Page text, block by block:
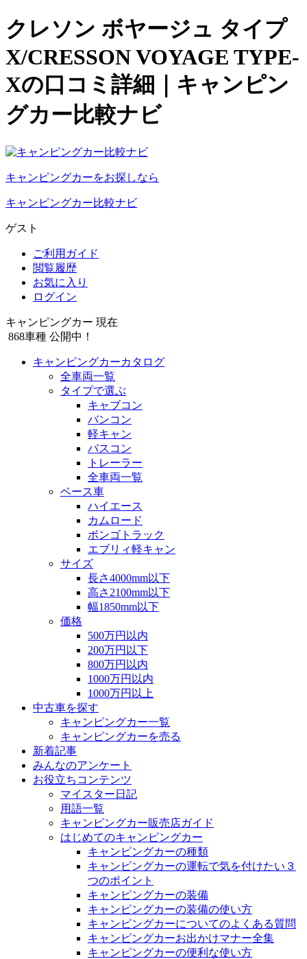
クレソン ボヤージュ タイプ
X/CRESSON VOYAGE TYPE-
Xの口コミ詳細｜キャンピン
グカー比較ナビ
キャンピングカーをお探しなら
キャンピングカー比較ナビ
ゲスト
ご利用ガイド
閲覧履歴
お気に入り
ログイン
キャンピングカー 現在
868車種 公開中！
キャンピングカーカタログ
全車両一覧
タイプで選ぶ
キャブコン
バンコン
軽キャン
バスコン
トレーラー
全車両一覧
ベース車
ハイエース
カムロード
ボンゴトラック
エブリィ軽キャン
サイズ
長さ4000mm以下
高さ2100mm以下
幅1850mm以下
価格
500万円以内
200万円以下
800万円以内
1000万円以内
1000万円以上
中古車を探す
キャンピングカー一覧
キャンピングカーを売る
新着記事
みんなのアンケート
お役立ちコンテンツ
マイスター日記
用語一覧
キャンピングカー販売店ガイド
はじめてのキャンピングカー
キャンピングカーの種類
キャンピングカーの運転で気を付けたい３
つのポイント
キャンピングカーの装備
キャンピングカーの装備の使い方
キャンピングカーについてのよくある質問
キャンピングカーお出かけマナー全集
キャンピングカーの便利な使い方